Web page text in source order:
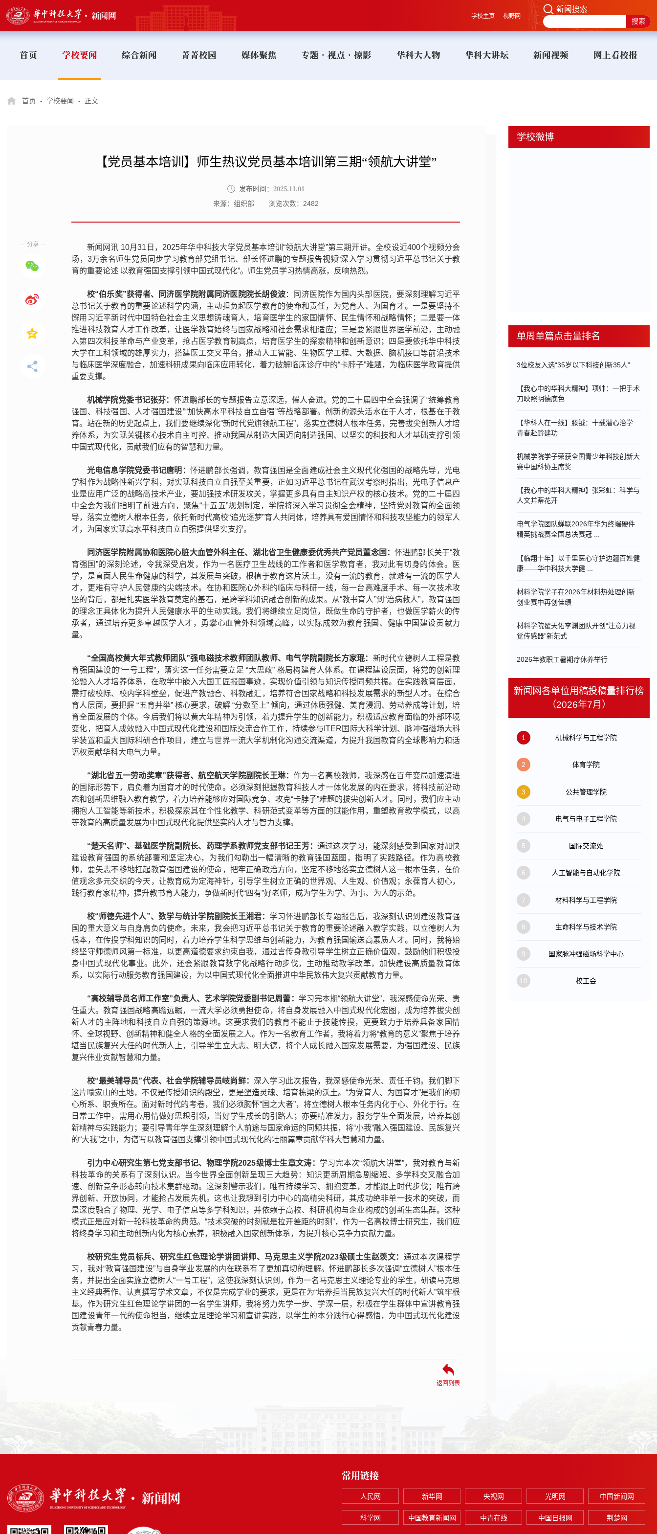
学校主页 视野网
新闻搜索
首页 学校要闻 综合新闻 菁菁校园 媒体聚焦 专题•视点•掠影 华科大人物 华科大讲坛 新闻视频 网上看校报
首页 - 学校要闻 - 正文
【党员基本培训】师生热议党员基本培训第三期“领航大讲堂”
发布时间： 2025.11.01
来源：组织部 浏览次数： 2482
新闻网讯 10月31日，2025年华中科技大学党员基本培训“领航大讲堂”第三期开讲。全校设近400个视频分会
场，3万余名师生党员同步学习教育部党组书记、部长怀进鹏的专题报告视频“深入学习贯彻习近平总书记关于教
育的重要论述 以教育强国支撑引领中国式现代化”。师生党员学习热情高涨，反响热烈。
校“伯乐奖”获得者、 同济医学院附属同济医院院长胡俊波：同济医院作为国内头部医院，要深刻理解习近平
总书记关于教育的重要论述科学内涵，主动担负起医学教育的使命和责任，为党育人、为国育才。一是要坚持不
懈用习近平新时代中国特色社会主义思想铸魂育人，培育医学生的家国情怀、民生情怀和战略情怀；二是要一体
推进科技教育人才工作改革，让医学教育始终与国家战略和社会需求相适应；三是要紧跟世界医学前沿，主动融
入第四次科技革命与产业变革，抢占医学教育制高点，培育医学生的探索精神和创新意识；四是要依托华中科技
大学在工科领域的雄厚实力，搭建医工交叉平台，推动人工智能、生物医学工程、大数据、脑机接口等前沿技术
与临床医学深度融合，加速科研成果向临床应用转化，着力破解临床诊疗中的“卡脖子”难题，为临床医学教育提供
重要支撑。
机械学院党委书记张芬：怀进鹏部长的专题报告立意深远，催人奋进。党的二十届四中全会强调了“统筹教育
强国、科技强国、人才强国建设”“加快高水平科技自立自强”等战略部署。创新的源头活水在于人才，根基在于教
育。站在新的历史起点上，我们要继续深化“新时代党旗领航工程”，落实立德树人根本任务，完善拔尖创新人才培
养体系，为实现关键核心技术自主可控、推动我国从制造大国迈向制造强国、以坚实的科技和人才基础支撑引领
中国式现代化，贡献我们应有的智慧和力量。
光电信息学院党委书记唐明： 怀进鹏部长强调，教育强国是全面建成社会主义现代化强国的战略先导，光电
学科作为战略性新兴学科，对实现科技自立自强至关重要，正如习近平总书记在武汉考察时指出，光电子信息产
业是应用广泛的战略高技术产业，要加强技术研发攻关，掌握更多具有自主知识产权的核心技术。党的二十届四
中全会为我们指明了前进方向，聚焦“十五五”规划制定，学院将深入学习贯彻全会精神，坚持党对教育的全面领
导，落实立德树人根本任务，依托新时代高校“追光逐梦”育人共同体，培养具有爱国情怀和科技攻坚能力的领军人
才，为国家实现高水平科技自立自强提供坚实支撑。
同济医学院附属协和医院心脏大血管外科主任、湖北省卫生健康委优秀共产党员董念国：怀进鹏部长关于“教
育强国”的深刻论述，令我深受启发，作为一名医疗卫生战线的工作者和医学教育者，我对此有切身的体会。医
学，是直面人民生命健康的科学，其发展与突破，根植于教育这片沃土。没有一流的教育，就难有一流的医学人
才，更难有守护人民健康的尖端技术。在协和医院心外科的临床与科研一线，每一台高难度手术、每一次技术攻
坚的背后，都是扎实医学教育奠定的基石，是跨学科知识融合创新的成果。从“教书育人”到“治病救人”，教育强国
的理念正具体化为提升人民健康水平的生动实践。我们将继续立足岗位，既做生命的守护者，也做医学薪火的传
承者，通过培养更多卓越医学人才，勇攀心血管外科领域高峰，以实际成效为教育强国、健康中国建设贡献力
量。
“全国高校黄大年式教师团队”强电磁技术教师团队教师、电气学院副院长方家琨： 新时代立德树人工程是教
育强国建设的“一号工程”，落实这一任务需要立足 “大思政” 格局构建育人体系。在课程建设层面，将党的创新理
论融入人才培养体系，在教学中嵌入大国工匠报国事迹，实现价值引领与知识传授同频共振。在实践教育层面，
需打破校际、校内学科壁垒，促进产教融合、科教融汇，培养符合国家战略和科技发展需求的新型人才。在综合
育人层面，要把握 “五育并举” 核心要求，破解 “分数至上” 倾向，通过体质强健、美育浸润、劳动养成等计划，培
育全面发展的个体。今后我们将以黄大年精神为引领，着力提升学生的创新能力，积极适应教育面临的外部环境
变化，把育人成效融入中国式现代化建设和国际交流合作工作，持续参与ITER国际大科学计划、脉冲强磁场大科
学装置和重大国际科研合作项目，建立与世界一流大学机制化沟通交流渠道，为提升我国教育的全球影响力和话
语权贡献华科大电气力量。
“湖北省五一劳动奖章”获得者、航空航天学院副院长王琳：作为一名高校教师，我深感在百年变局加速演进
的国际形势下，肩负着为国育才的时代使命。必须深刻把握教育科技人才一体化发展的内在要求，将科技前沿动
态和创新思维融入教育教学，着力培养能够应对国际竞争、攻克“卡脖子”难题的拔尖创新人才。同时，我们应主动
拥抱人工智能等新技术，积极探索其在个性化教学、科研范式变革等方面的赋能作用，重塑教育教学模式，以高
等教育的高质量发展为中国式现代化提供坚实的人才与智力支撑。
“楚天名师”、基础医学院副院长、药理学系教师党支部书记王芳：通过这次学习，能深刻感受到国家对加快
建设教育强国的系统部署和坚定决心，为我们勾勒出一幅清晰的教育强国蓝图，指明了实践路径。作为高校教
师，要矢志不移地扛起教育强国建设的使命，把牢正确政治方向，坚定不移地落实立德树人这一根本任务，在价
值观念多元交织的今天，让教育成为定海神针，引导学生树立正确的世界观、人生观、价值观；永葆育人初心，
践行教育家精神，提升教书育人能力，争做新时代“四有”好老师，成为学生为学、为事、为人的示范。
校“师德先进个人”、数学与统计学院副院长王湘君： 学习怀进鹏部长专题报告后，我深刻认识到建设教育强
国的重大意义与自身肩负的使命。未来，我会把习近平总书记关于教育的重要论述融入教学实践，以立德树人为
根本，在传授学科知识的同时，着力培养学生科学思维与创新能力，为教育强国输送高素质人才。同时，我将始
终坚守师德师风第一标准，以更高道德要求约束自我，通过言传身教引导学生树立正确价值观，鼓励他们积极投
身中国式现代化事业。此外，还会紧跟教育数字化战略行动步伐，主动推动教学改革，加快建设高质量教育体
系，以实际行动服务教育强国建设，为以中国式现代化全面推进中华民族伟大复兴贡献教育力量。
“高校辅导员名师工作室”负责人、艺术学院党委副书记周蕾： 学习完本期“领航大讲堂”，我深感使命光荣、责
任重大。教育强国战略高瞻远瞩，一流大学必须勇担使命，将自身发展融入中国式现代化宏图，成为培养拔尖创
新人才的主阵地和科技自立自强的策源地。这要求我们的教育不能止于技能传授，更要致力于培养具备家国情
怀、全球视野、创新精神和健全人格的全面发展之人。作为一名教育工作者，我将着力将“教育的意义”聚焦于培养
堪当民族复兴大任的时代新人上，引导学生立大志、明大德，将个人成长融入国家发展需要，为强国建设、民族
复兴伟业贡献智慧和力量。
校“最美辅导员”代表、社会学院辅导员岐尚鲜：深入学习此次报告，我深感使命光荣、责任千钧。我们脚下
这片喻家山的土地，不仅是传授知识的殿堂，更是塑造灵魂、培育栋梁的沃土。“为党育人、为国育才”是我们的初
心所系、职责所在。面对新时代的考卷，我们必须胸怀“国之大者”，将立德树人根本任务内化于心、外化于行。在
日常工作中，需用心用情做好思想引领，当好学生成长的引路人；亦要精准发力，服务学生全面发展，培养其创
新精神与实践能力；要引导青年学生深刻理解个人前途与国家命运的同频共振，将“小我”融入强国建设、民族复兴
的“大我”之中，为谱写以教育强国支撑引领中国式现代化的壮丽篇章贡献华科大智慧和力量。
引力中心研究生第七党支部书记、物理学院2025级博士生章文涛： 学习完本次“领航大讲堂”，我对教育与新
科技革命的关系有了深刻认识。当今世界全面创新呈现三大趋势：知识更新周期急剧缩短、多学科交叉融合加
速、创新竞争形态转向技术集群驱动。这深刻警示我们，唯有持续学习、拥抱变革，才能跟上时代步伐；唯有跨
界创新、开放协同，才能抢占发展先机。这也让我想到引力中心的高精尖科研，其成功绝非单一技术的突破，而
是深度融合了物理、光学、电子信息等多学科知识，并依赖于高校、科研机构与企业构成的创新生态集群。这种
模式正是应对新一轮科技革命的典范。“技术突破的时刻就是拉开差距的时刻”，作为一名高校博士研究生，我们应
将终身学习和主动创新内化为核心素养，积极融入国家创新体系，为提升核心竞争力贡献力量。
校研究生党员标兵、研究生红色理论学讲团讲师、马克思主义学院2023级硕士生赵羡文： 通过本次课程学
习，我对“教育强国建设”与自身学业发展的内在联系有了更加真切的理解。怀进鹏部长多次强调“立德树人”根本任
务，并提出全面实施立德树人“一号工程”，这使我深刻认识到，作为一名马克思主义理论专业的学生，研读马克思
主义经典著作、认真撰写学术文章，不仅是完成学业的要求，更是在为“培养担当民族复兴大任的时代新人”筑牢根
基。作为研究生红色理论学讲团的一名学生讲师，我将努力先学一步、学深一层，积极在学生群体中宣讲教育强
国建设青年一代的使命担当，继续立足理论学习和宣讲实践，以学生的本分践行心得感悟，为中国式现代化建设
贡献青春力量。
分享
返回列表
学校微博
单周单篇点击量排名
3位校友入选“35岁以下科技创新35人”
【我心中的华科大精神】项帅：一把手术
刀映照明德底色
【华科人在一线】滕钺：十载潜心治学
青春赴黔建功
机械学院学子荣获全国青少年科技创新大
赛中国科协主席奖
【我心中的华科大精神】张彩虹：科学与
人文并蒂花开
电气学院团队蝉联2026年华为终端硬件
精英挑战赛全国总决赛冠 ...
【临翔十年】以千里医心守护边疆百姓健
康——华中科技大学健 ...
材料学院学子在2026年材料热处理创新
创业赛中再创佳绩
材料学院翟天佑李渊团队开创“注意力视
觉传感器”新范式
​2026年教职工暑期疗休养举行
新闻网各单位用稿投稿量排行榜
（2026年7月）
1 机械科学与工程学院
2 体育学院
3 公共管理学院
4 电气与电子工程学院
5 国际交流处
6 人工智能与自动化学院
7 材料科学与工程学院
8 生命科学与技术学院
9 国家脉冲强磁场科学中心
10 校工会
常用链接
人民网 新华网 央视网 光明网 中国新闻网
科学网 中国教育新闻网 中青在线 中国日报网 荆楚网